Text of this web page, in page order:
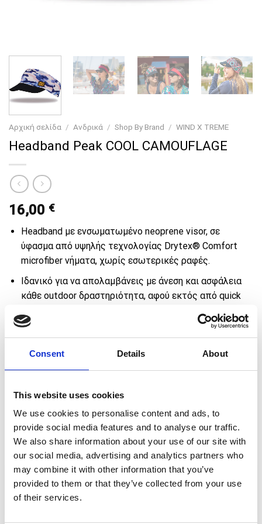
Consent Details About
This website uses cookies
We use cookies to personalise content and ads, to
provide social media features and to analyse our traffic.
We also share information about your use of our site with
our social media, advertising and analytics partners who
may combine it with other information that you’ve
provided to them or that they’ve collected from your use
of their services.
Αρχική σελίδα / Ανδρικά / Shop By Brand / WIND X TREME
Headband Peak COOL CAMOUFLAGE
16,00 €
Headband με ενσωματωμένο neoprene visor, σε
ύφασμα από υψηλής τεχνολογίας Drytex® Comfort
microfiber νήματα, χωρίς εσωτερικές ραφές.
Ιδανικό για να απολαμβάνεις με άνεση και ασφάλεια
κάθε outdoor δραστηριότητα, αφού εκτός από quick
την UV ηλιακή ακτινοβολία.
Πρόσθεσε προϊόντα αξίας
για ΔΩΡΕΑΝ
μεταφορικά 🚚